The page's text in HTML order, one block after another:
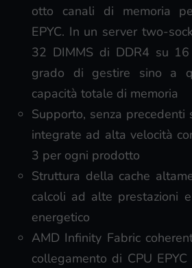
otto canali di memoria
EPYC. In un server two-
32 DIMMS di DDR4 su
grado di gestire sino a
capacità totale di memoria
Supporto, senza precedenti
integrate ad alta velocità
3 per ogni prodotto
Struttura della cache
calcoli ad alte prestazioni
energetico
AMD Infinity Fabric
collegamento di CPU